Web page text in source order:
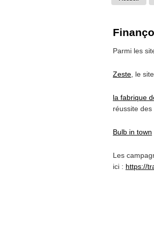
Parmi les
Zeste , le
la fabrique
réussite
Bulb in town
Les
ici : https://